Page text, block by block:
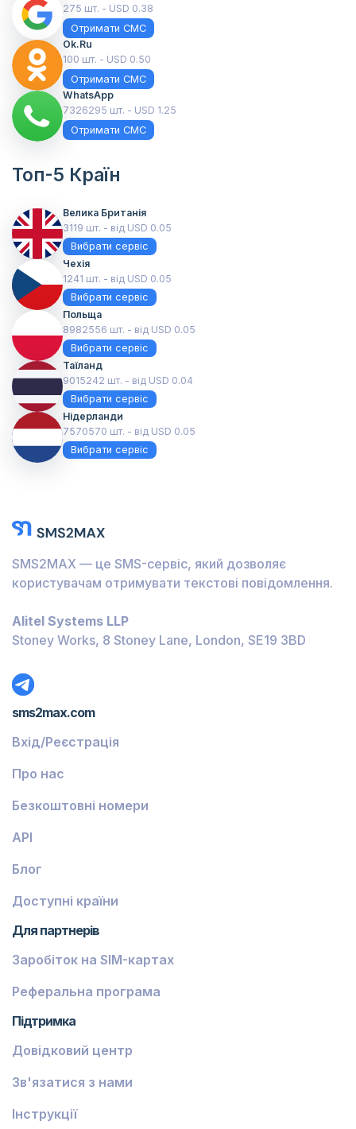
275 шт. - USD 0.38
Отримати СМС
Ok.ru
100 шт. - USD 0.50
Отримати СМС
WhatsApp
7326295 шт. - USD 1.25
Отримати СМС
Топ-5 Країн
Велика Британія
3119 шт. - від USD 0.05
Вибрати сервіс
Чехія
1241 шт. - від USD 0.05
Вибрати сервіс
Польща
8982556 шт. - від USD 0.05
Вибрати сервіс
Таїланд
9015242 шт. - від USD 0.04
Вибрати сервіс
Нідерланди
7570570 шт. - від USD 0.05
Вибрати сервіс
SMS2MAX — це SMS-сервіс, який дозволяє
користувачам отримувати текстові повідомлення.
Alitel Systems LLP
Stoney Works, 8 Stoney Lane, London, SE19 3BD
sms2max.com
Вхід/Реєстрація
Про нас
Безкоштовні номери
API
Блог
Доступні країни
Для партнерів
Заробіток на SIM-картах
Реферальна програма
Підтримка
Довідковий центр
Зв'язатися з нами
Інструкції